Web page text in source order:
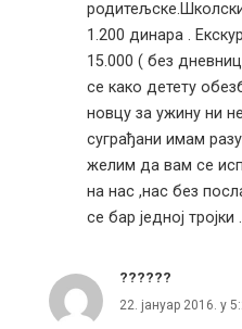
1.200 динара .
15.000 ( без
се како детету
новцу за ужину ни
суграђани имам
желим да вам се
на нас ,нас без
се бар једној
??????
22. јануар 2016. у